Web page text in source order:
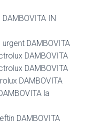
IN
DAMBOVITA
DAMBOVITA
DAMBOVITA
DAMBOVITA
la
DAMBOVITA